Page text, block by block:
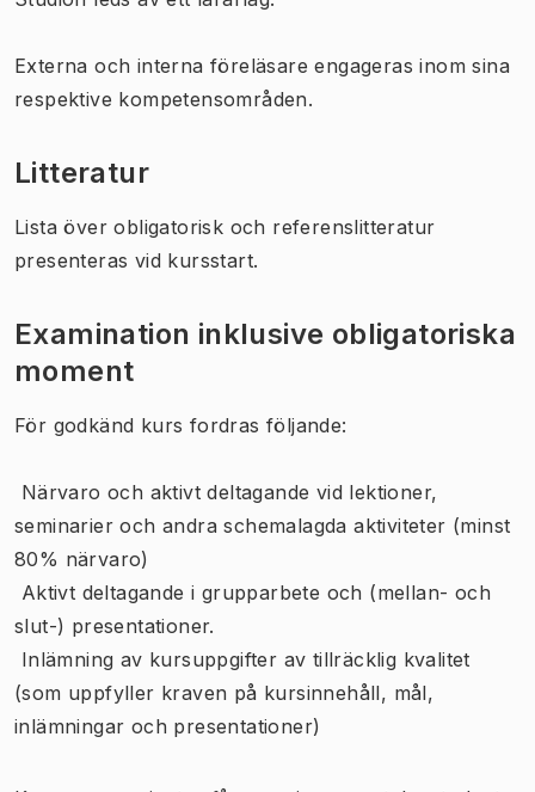
Externa och interna föreläsare engageras inom sina
respektive kompetensområden.
Litteratur
Lista över obligatorisk och referenslitteratur
presenteras vid kursstart.
Examination inklusive obligatoriska
moment
För godkänd kurs fordras följande:
 Närvaro och aktivt deltagande vid lektioner,
seminarier och andra schemalagda aktiviteter (minst
80% närvaro)
 Aktivt deltagande i grupparbete och (mellan- och
slut-) presentationer.
 Inlämning av kursuppgifter av tillräcklig kvalitet
(som uppfyller kraven på kursinnehåll, mål,
inlämningar och presentationer)